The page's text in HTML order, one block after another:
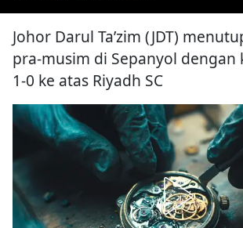
Johor Darul Ta’zim (JDT)
pra-musim di Sepanyol dengan
1-0 ke atas Riyadh SC